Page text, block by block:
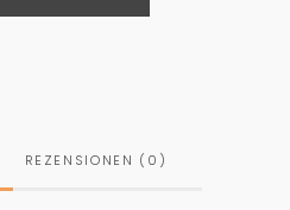
REZENSIONEN (0)